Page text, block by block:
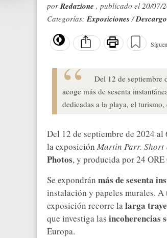
porRedazione , publicado el 20/07/
Categorías:Exposiciones/
Del 12 de septiembre
acoge más de sesenta
dedicadas a la playa, el
Del 12 de septiembre de 2024 al
la exposición Martin Parr. Short
Photos, y producida por 24
Se expondrán más de sesenta
instalación y papeles murales. A
exposición recorre lalarga
que investiga las incoherencias
Europa.